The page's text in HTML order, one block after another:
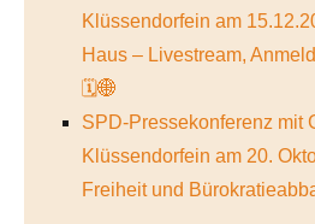
Klüssendorfein am
Haus – Livestream,
🗓️🌐
SPD-Pressekonferenz mit
Klüssendorfein am 20.
Freiheit und